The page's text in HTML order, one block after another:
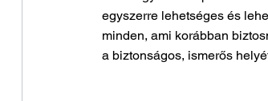
egyszerre lehetséges és
minden, ami korábban
a biztonságos, ismerős